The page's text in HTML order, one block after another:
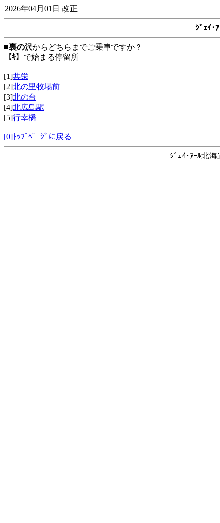
2026年04月01日 改正
ｼﾞｪｲ･
■裏の沢からどちらまでご乗車ですか？
【ｷ】 で始まる停留所
[1]共栄
[2]北の里牧場前
[3]北の台
[4]北広島駅
[5]行幸橋
[0]ﾄｯﾌﾟﾍﾟｰｼﾞに戻る
ｼﾞｪｲ･ｱｰﾙ北